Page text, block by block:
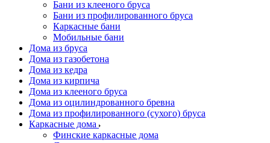
Бани из клееного бруса
Бани из профилированного бруса
Каркасные бани
Мобильные бани
Дома из бруса
Дома из газобетона
Дома из кедра
Дома из кирпича
Дома из клееного бруса
Дома из оцилиндрованного бревна
Дома из профилированного (сухого) бруса
Каркасные дома
Финские каркасные дома